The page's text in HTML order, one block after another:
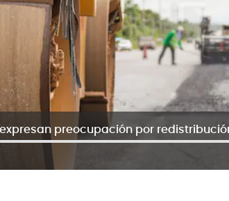
expresan preocupación por